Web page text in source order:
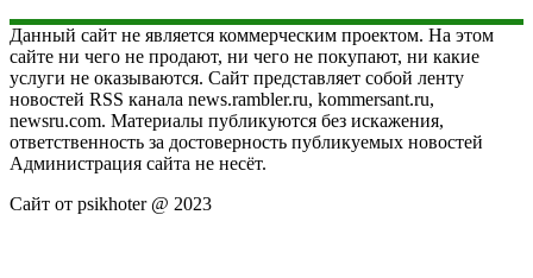
Данный сайт не является коммерческим проектом. На этом
сайте ни чего не продают, ни чего не покупают, ни какие
услуги не оказываются. Сайт представляет собой ленту
новостей RSS канала news.rambler.ru, kommersant.ru,
newsru.com. Материалы публикуются без искажения,
ответственность за достоверность публикуемых новостей
Администрация сайта не несёт.
Сайт от psikhoter @ 2023